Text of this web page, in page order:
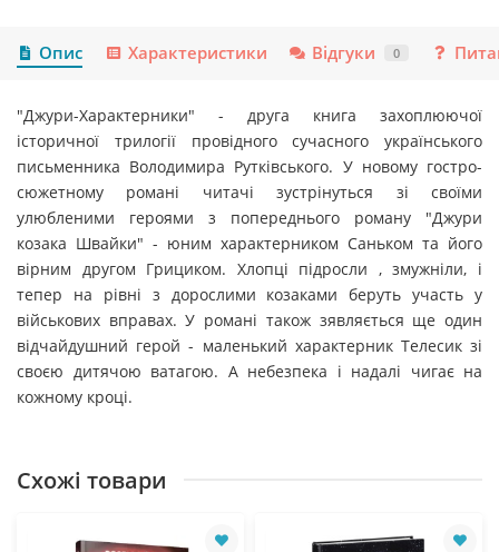
Опис Характеристики Відгуки 0
"Джури-Характерники" - друга книга захоплюючої
історичної трилогії провідного сучасного українського
письменника Володимира Рутківського. У новому гостро-
сюжетному романі читачі зустрінуться зі своїми
улюбленими героями з попереднього роману "Джури
козака Швайки" - юним характерником Саньком та його
вірним другом Грициком. Хлопці підросли , змужніли, і
тепер на рівні з дорослими козаками беруть участь у
військових вправах. У романі також зявляється ще один
відчайдушний герой - маленький характерник Телесик зі
своєю дитячою ватагою. А небезпека і надалі чигає на
кожному кроці.
Схожі товари